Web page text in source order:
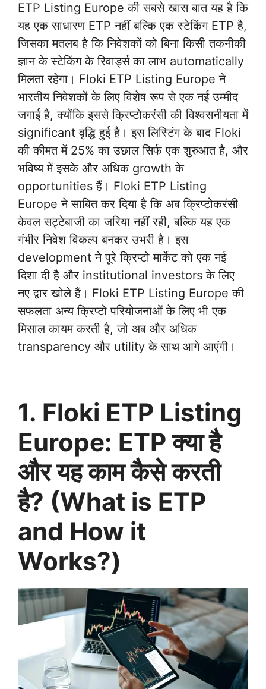
ETP Listing Europe की सबसे खास बात यह है कि
यह एक साधारण ETP नहीं बल्कि एक स्टेकिंग ETP है,
जिसका मतलब है कि निवेशकों को बिना किसी तकनीकी
ज्ञान के स्टेकिंग के रिवार्ड्स का लाभ automatically
मिलता रहेगा। Floki ETP Listing Europe ने
भारतीय निवेशकों के लिए विशेष रूप से एक नई उम्मीद
जगाई है, क्योंकि इससे क्रिप्टोकरंसी की विश्वसनीयता में
significant वृद्धि हुई है। इस लिस्टिंग के बाद Floki
की कीमत में 25% का उछाल सिर्फ एक शुरुआत है, और
भविष्य में इसके और अधिक growth के
opportunities हैं। Floki ETP Listing
Europe ने साबित कर दिया है कि अब क्रिप्टोकरंसी
केवल सट्टेबाजी का जरिया नहीं रही, बल्कि यह एक
गंभीर निवेश विकल्प बनकर उभरी है। इस
development ने पूरे क्रिप्टो मार्केट को एक नई
दिशा दी है और institutional investors के लिए
नए द्वार खोले हैं। Floki ETP Listing Europe की
सफलता अन्य क्रिप्टो परियोजनाओं के लिए भी एक
मिसाल कायम करती है, जो अब और अधिक
transparency और utility के साथ आगे आएंगी।
1. Floki ETP Listing
Europe: ETP क्या है
और यह काम कैसे करती
है? (What is ETP
and How it
Works?)